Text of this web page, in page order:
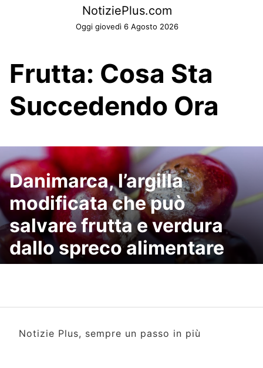
NotiziePlus.com
Oggi giovedì 6 Agosto 2026
Frutta: Cosa Sta
Succedendo Ora
Danimarca, l’argilla
modificata che può
salvare frutta e verdura
dallo spreco alimentare
Notizie Plus, sempre un passo in più